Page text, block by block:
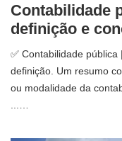
Contabilidade
definição e
✅ Contabilidade
definição. Um resumo
ou modalidade da